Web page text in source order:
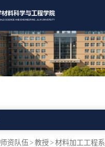
师资队伍 > 教授> 材料加工工程系